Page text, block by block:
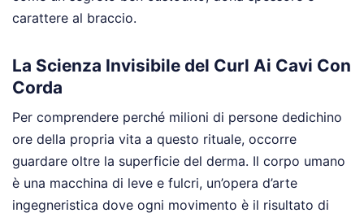
carattere al braccio.
La Scienza Invisibile del Curl Ai Cavi Con
Corda
Per comprendere perché milioni di persone dedichino
ore della propria vita a questo rituale, occorre
guardare oltre la superficie del derma. Il corpo umano
è una macchina di leve e fulcri, un’opera d’arte
ingegneristica dove ogni movimento è il risultato di